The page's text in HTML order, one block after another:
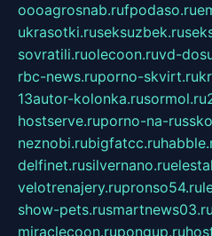
oooagrosnab.rufpodaso.ru
ukrasotki.ruseksuzbek.ru
sovratili.ruolecoon.ruvd-
rbc-news.ruporno-skvirt.ru
13autor-kolonka.rusormol.ru
hostserve.ruporno-na-
neznobi.rubigfatcc.ru
delfinet.rusilvernano.ru
velotrenajery.rupronso54.ru
show-pets.rusmartnews03.ru
miraclecoon.rupongup.ru